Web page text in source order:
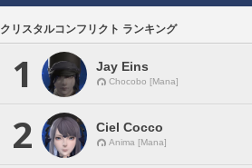
クリスタルコンフリクト ランキング
1 Jay Eins
Chocobo [Mana]
2 Ciel Cocco
Anima [Mana]